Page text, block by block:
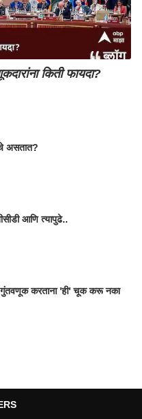
किती फायदा?
असतात?
आणि त्यापुढे..
गुंतवणूक करताना 'ही' चूक करू नका